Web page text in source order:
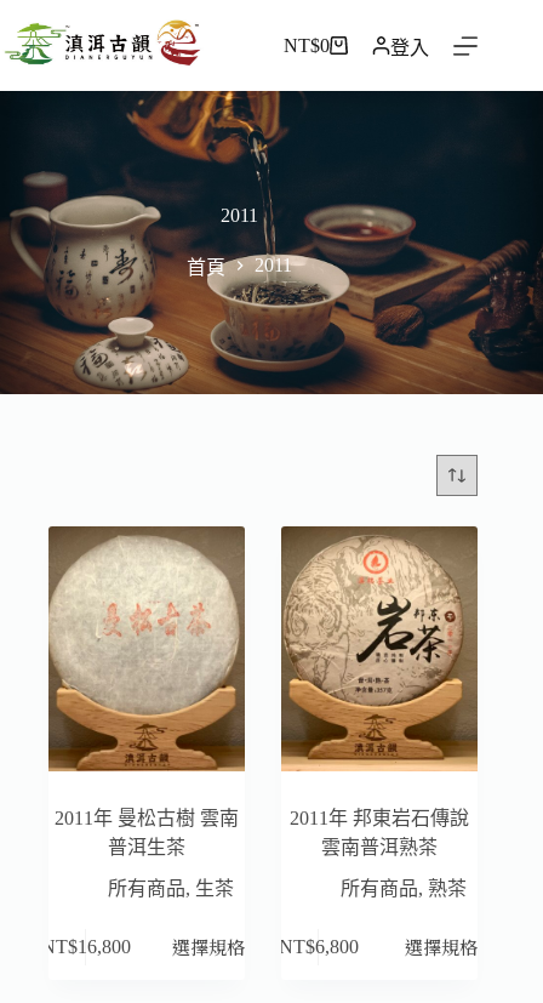
NT$0 登入
2011
首頁 2011
2011年 曼松古樹 雲南
普洱生茶
所有商品, 生茶
NT$16,800 選擇規格
2011年 邦東岩石傳說
雲南普洱熟茶
所有商品, 熟茶
NT$6,800 選擇規格